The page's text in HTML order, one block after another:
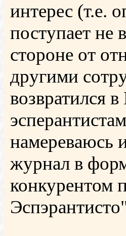
интерес (т.е.
поступает не
стороне от
другими
возвратился
намереваюсь
журнал в
конкурентом